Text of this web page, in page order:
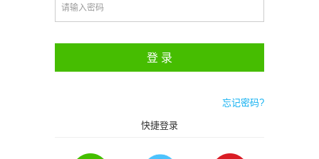
登 录
快捷登录
忘记密码?